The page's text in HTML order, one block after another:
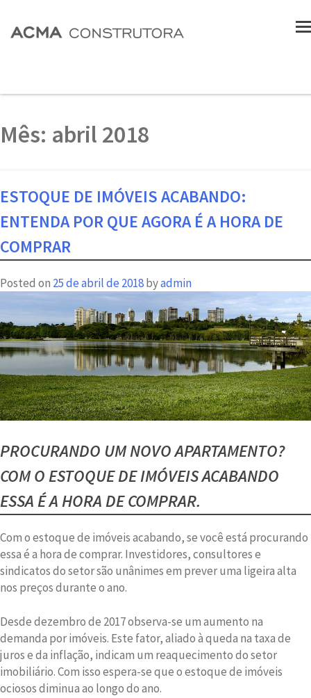
Mês: abril 2018
ESTOQUE DE IMÓVEIS ACABANDO:
ENTENDA POR QUE AGORA É A HORA DE
COMPRAR
Posted on 25 de abril de 2018byadmin
PROCURANDO UM NOVO APARTAMENTO?
COM O ESTOQUE DE IMÓVEIS ACABANDO
ESSA É A HORA DE COMPRAR.
Com o estoque de imóveis acabando, se você está procurando
essa é a hora de comprar. Investidores, consultores e
sindicatos do setor são unânimes em prever uma ligeira alta
nos preços durante o ano.
Desde dezembro de 2017 observa-se um aumento na
demanda por imóveis. Este fator, aliado à queda na taxa de
juros e da inflação, indicam um reaquecimento do setor
imobiliário. Com isso espera-se que o estoque de imóveis
ociosos diminua ao longo do ano.